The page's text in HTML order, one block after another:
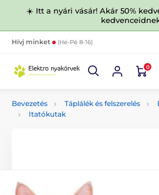
☀️ Itt a nyári vásár! Akár 50%
Hívj minket (Hé-Pé 8-16)
0
Bevezetés Táplálék és felszerelés
Itatókutak